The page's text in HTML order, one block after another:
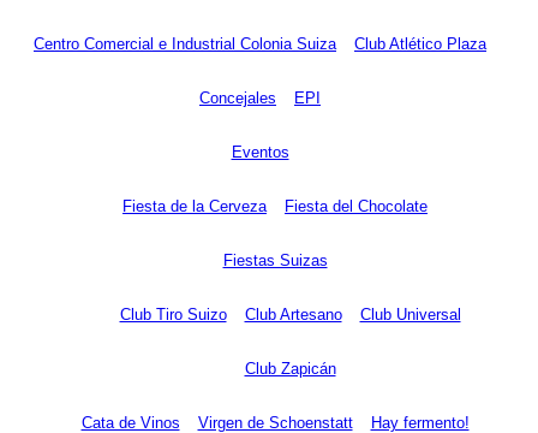
Centro Comercial e Industrial Colonia Suiza Club Atlético Plaza
Concejales EPI
Eventos
Fiesta de la Cerveza Fiesta del Chocolate
Fiestas Suizas
Club Tiro Suizo Club Artesano Club Universal
Club Zapicán
Cata de Vinos Virgen de Schoenstatt Hay fermento!